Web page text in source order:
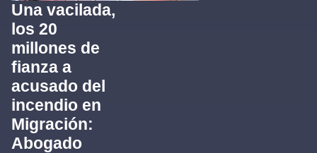
Una vacilada,
los 20
millones de
fianza a
acusado del
incendio en
Migración:
Abogado